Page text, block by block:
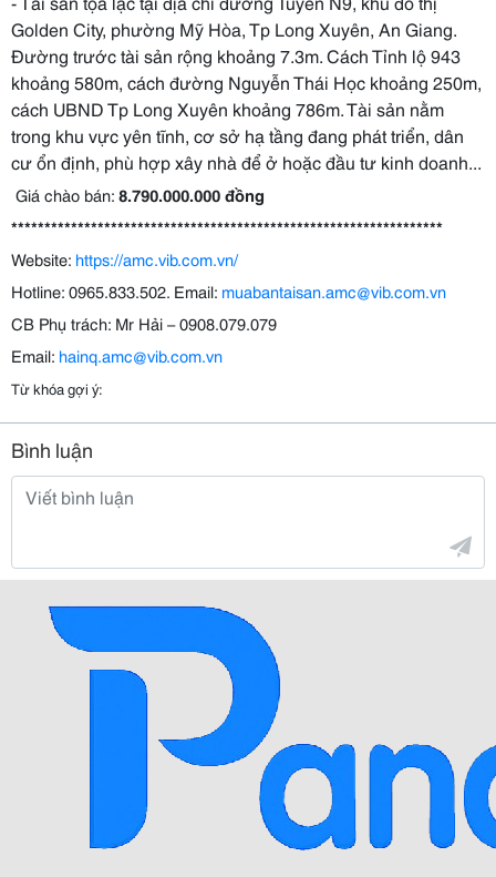
Golden City, phường Mỹ Hòa, Tp Long Xuyên, An Giang.
Đường trước tài sản rộng khoảng 7.3m. Cách Tỉnh lộ 943
khoảng 580m, cách đường Nguyễn Thái Học khoảng 250m,
cách UBND Tp Long Xuyên khoảng 786m. Tài sản nằm
trong khu vực yên tĩnh, cơ sở hạ tầng đang phát triển, dân
cư ổn định, phù hợp xây nhà để ở hoặc đầu tư kinh doanh...
Giá chào bán:8.790.000.000đồng
*****************************************************************
Website: https://amc.vib.com.vn/
Hotline: 0965.833.502. Email: muabantaisan.amc@vib.com.vn
CB Phụ trách: Mr Hải – 0908.079.079
Email: hainq.amc@vib.com.vn
Từ khóa gợi ý:
Bình luận